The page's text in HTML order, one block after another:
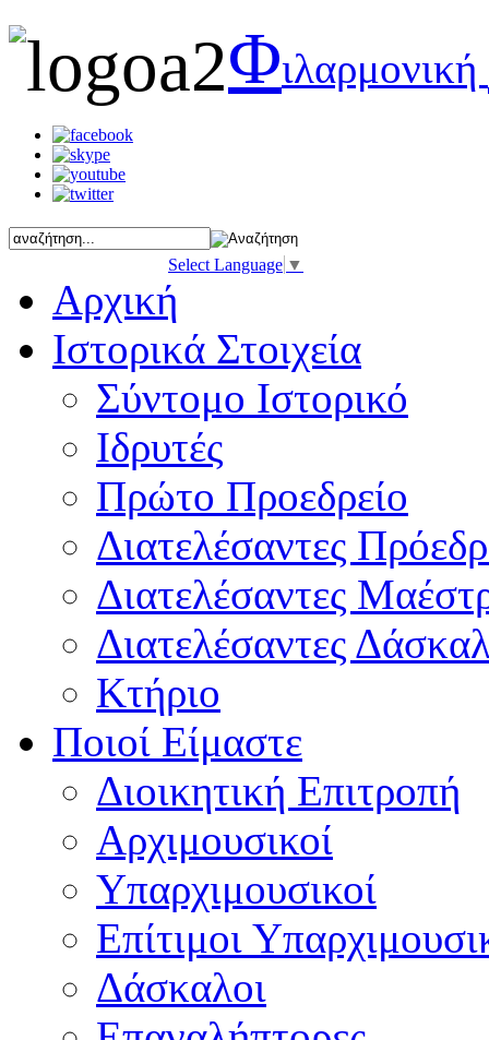
Φιλαρμονική
Select Language ▼
Αρχική
Ιστορικά Στοιχεία
Σύντομο Ιστορικό
Ιδρυτές
Πρώτο Προεδρείο
Διατελέσαντες
Διατελέσαντες
Διατελέσαντες
Κτήριο
Ποιοί Είμαστε
Διοικητική Επιτροπή
Aρχιμουσικοί
Υπαρχιμουσικοί
Επίτιμοι
Δάσκαλοι